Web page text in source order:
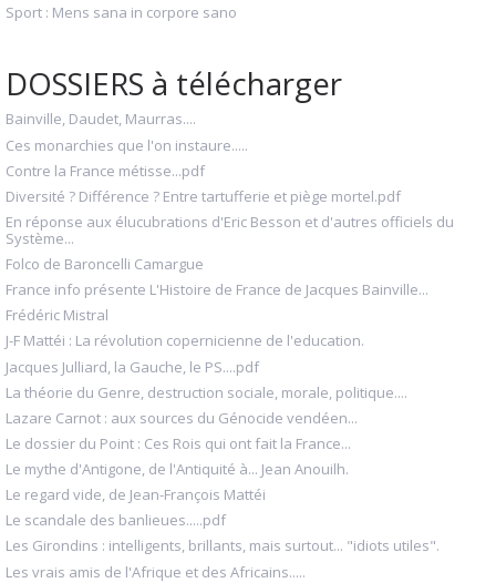
Sport : Mens sana in corpore sano
DOSSIERS à télécharger
Bainville, Daudet, Maurras....
Ces monarchies que l'on instaure.....
Contre la France métisse...pdf
Diversité ? Différence ? Entre tartufferie et piège mortel.pdf
En réponse aux élucubrations d'Eric Besson et d'autres officiels du
Système...
Folco de Baroncelli Camargue
France info présente L'Histoire de France de Jacques Bainville...
Frédéric Mistral
J-F Mattéi : La révolution copernicienne de l'education.
Jacques Julliard, la Gauche, le PS....pdf
La théorie du Genre, destruction sociale, morale, politique....
Lazare Carnot : aux sources du Génocide vendéen...
Le dossier du Point : Ces Rois qui ont fait la France...
Le mythe d'Antigone, de l'Antiquité à... Jean Anouilh.
Le regard vide, de Jean-François Mattéi
Le scandale des banlieues.....pdf
Les Girondins : intelligents, brillants, mais surtout... "idiots utiles".
Les vrais amis de l'Afrique et des Africains.....